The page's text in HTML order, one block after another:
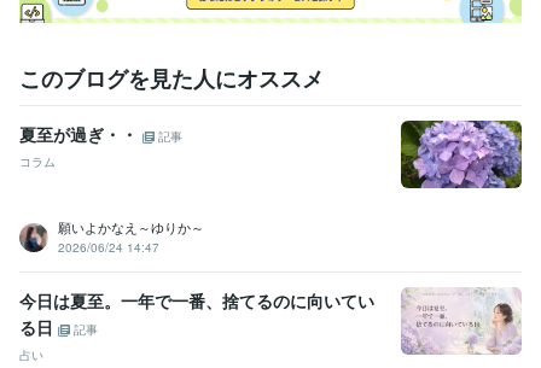
このブログを見た人にオススメ
夏至が過ぎ・・
記事
コラム
願いよかなえ～ゆりか～
2026/06/24 14:47
今日は夏至。一年で一番、捨てるのに向いてい
る日
記事
占い